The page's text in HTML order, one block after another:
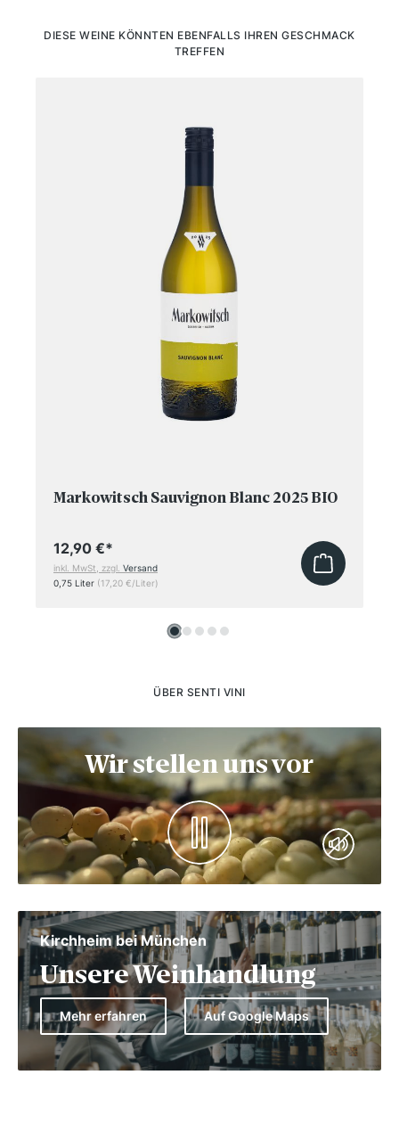
Produktgalerie überspringen
DIESE WEINE KÖNNTEN EBENFALLS IHREN GESCHMACK
TREFFEN
Markowitsch Sauvignon Blanc 2025 BIO
12,90 €*
inkl. MwSt, zzgl. Versand
0,75 Liter (17,20 €/Liter)
ÜBER SENTI VINI
Wir stellen uns vor
Kirchheim bei München
Unsere Weinhandlung
Mehr erfahren Auf Google Maps